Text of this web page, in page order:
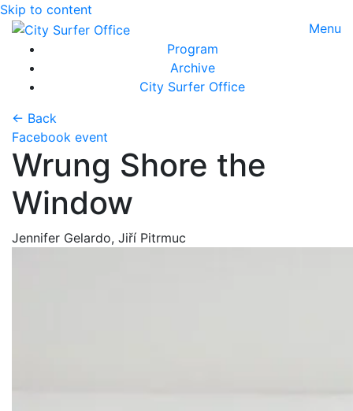
Skip to content
Menu
Program
Archive
City Surfer Office
← Back
Facebook event
Wrung Shore the
Window
Jennifer Gelardo, Jiří Pitrmuc